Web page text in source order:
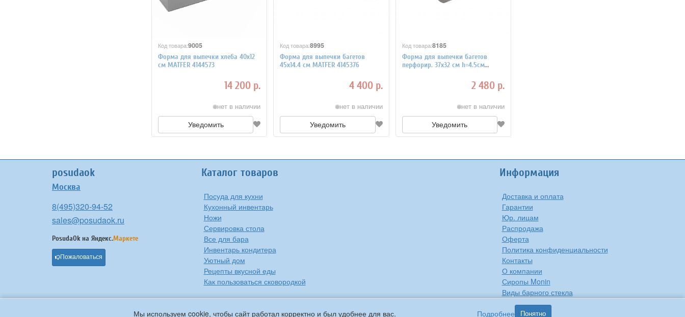
Мы используем cookie, чтобы сайт работал корректно и был удобнее для вас. Подробнее Понятно
Код товара:9005
Форма для выпечки хлеба 40x12
см MATFER 4144573
14 200 р.
нет в наличии
Уведомить
Код товара:8995
Форма для выпечки багетов
45x14.4 см MATFER 4145376
4 400 р.
нет в наличии
Уведомить
Код товара:8185
Форма для выпечки багетов
перфорир. 37х32 см h=4.5см
2 480 р.
нет в наличии
Уведомить
posudaok
Москва
8(495)320-94-52
sales@posudaok.ru
PosudaOk на Яндекс.Маркете
Пожаловаться
Каталог товаров
Посуда для кухни
Кухонный инвентарь
Ножи
Сервировка стола
Все для бара
Инвентарь кондитера
Уютный дом
Рецепты вкусной еды
Как пользоваться сковородкой
Информация
Доставка и оплата
Гарантии
Юр. лицам
Распродажа
Оферта
Политика конфиденциальности
Контакты
О компании
Сиропы Monin
Виды барного стекла
Рецепты вкусной еды